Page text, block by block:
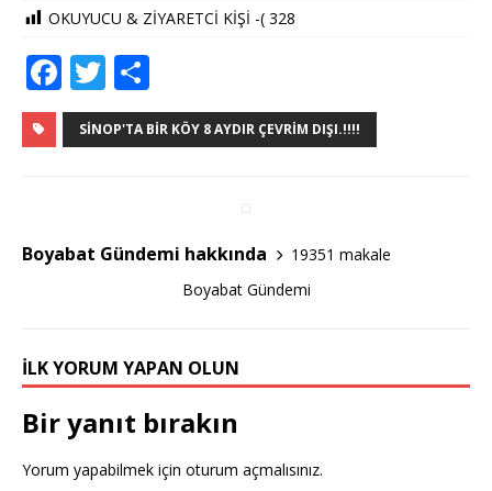
OKUYUCU & ZİYARETCİ KİŞİ -( 328
F
a
c
o
T
w
it
h
ar
SINOP'TA BIR KÖY 8 AYDIR ÇEVRIM DIŞI.!!!!
Boyabat Gündemi hakkında
19351 makale
Boyabat Gündemi
İLK YORUM YAPAN OLUN
Bir yanıt bırakın
Yorum yapabilmek için oturum açmalısınız.